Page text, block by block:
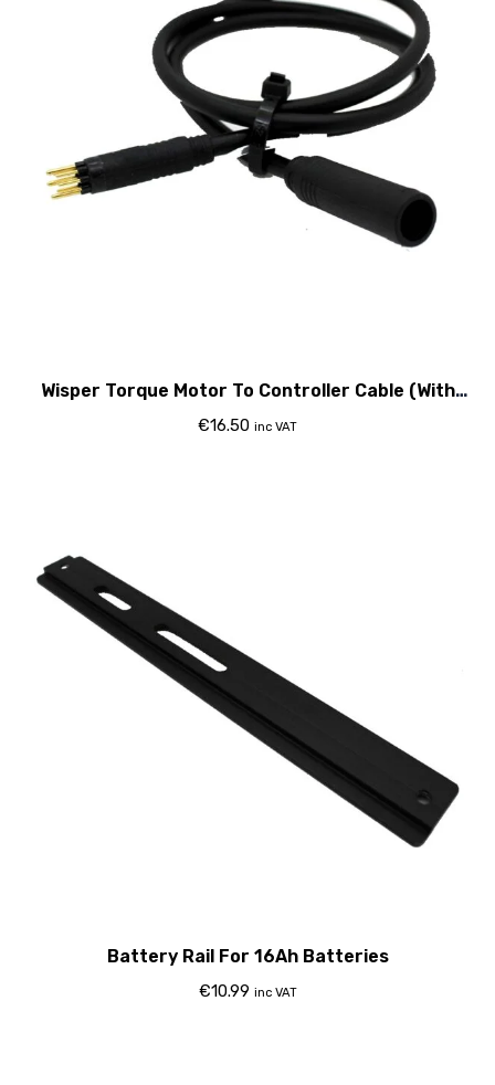
Wisper Torque Motor To Controller Cable (With
Bafang Controller Only)
€16.50 inc VAT
Battery Rail For 16Ah Batteries
€10.99 inc VAT